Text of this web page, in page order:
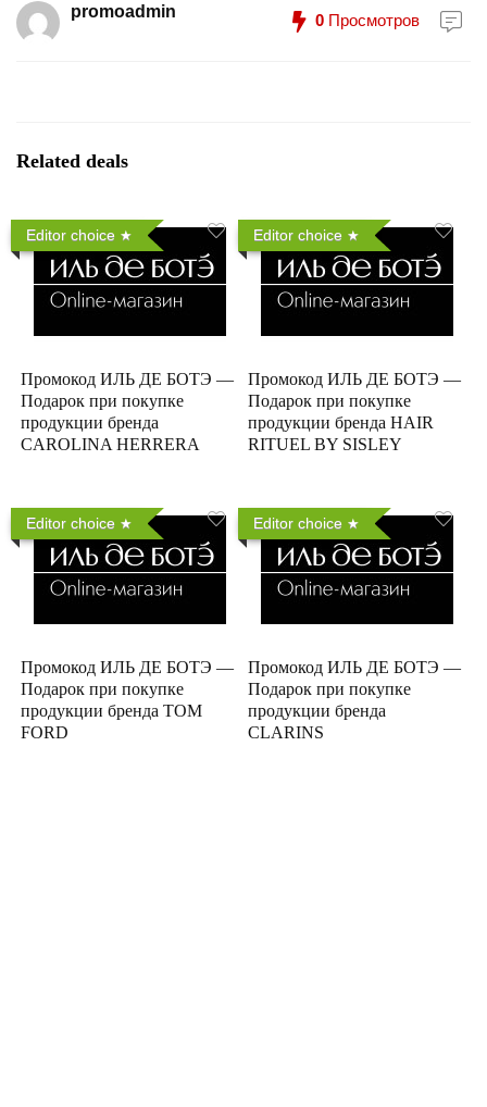
promoadmin 0 Просмотров
Related deals
Editor choice
Промокод ИЛЬ ДЕ БОТЭ —
Подарок при покупке
продукции бренда
CAROLINA HERRERA
Editor choice
Промокод ИЛЬ ДЕ БОТЭ —
Подарок при покупке
продукции бренда HAIR
RITUEL BY SISLEY
Editor choice
Промокод ИЛЬ ДЕ БОТЭ —
Подарок при покупке
продукции бренда TOM
FORD
Editor choice
Промокод ИЛЬ ДЕ БОТЭ —
Подарок при покупке
продукции бренда
CLARINS